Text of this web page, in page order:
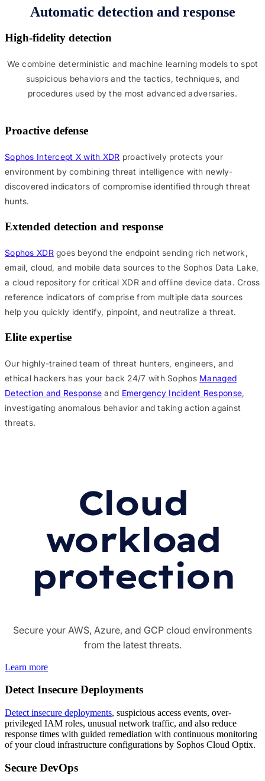
Automatic detection and response
High-fidelity detection
We combine deterministic and machine learning models to spot
suspicious behaviors and the tactics, techniques, and
procedures used by the most advanced adversaries.
Proactive defense
Sophos Intercept X with XDR proactively protects your
environment by combining threat intelligence with newly-
discovered indicators of compromise identified through threat
hunts.
Extended detection and response
Sophos XDRgoes beyond the endpoint sending rich network,
email, cloud, and mobile data sources to the Sophos Data Lake,
a cloud repository for critical XDR and offline device data. Cross
reference indicators of comprise from multiple data sources
help you quickly identify, pinpoint, and neutralize a threat.
Elite expertise
Our highly-trained team of threat hunters, engineers, and
ethical hackers has your back 24/7 with Sophos Managed
Detection and Response and Emergency Incident Response,
investigating anomalous behavior and taking action against
threats.
Cloud
workload
protection
Secure your AWS, Azure, and GCP cloud environments
from the latest threats.
Learn more
Detect Insecure Deployments
Detect insecure deployments, suspicious access events, over-
privileged IAM roles, unusual network traffic, and also reduce
response times with guided remediation with continuous monitoring
of your cloud infrastructure configurations by Sophos Cloud Optix.
Secure DevOps